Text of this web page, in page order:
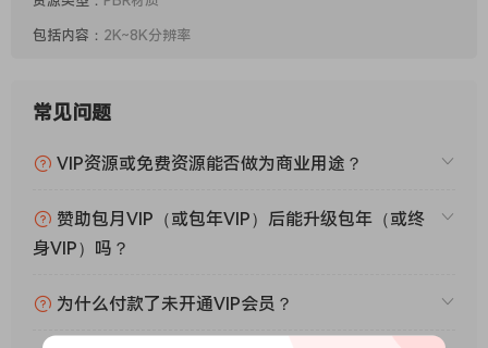
包括内容： 2K~8K分辨率
常见问题
VIP资源或免费资源能否做为商业用途？
赞助包月VIP（或包年VIP）后能升级包年（或终
身VIP）吗？
为什么付款了未开通VIP会员？